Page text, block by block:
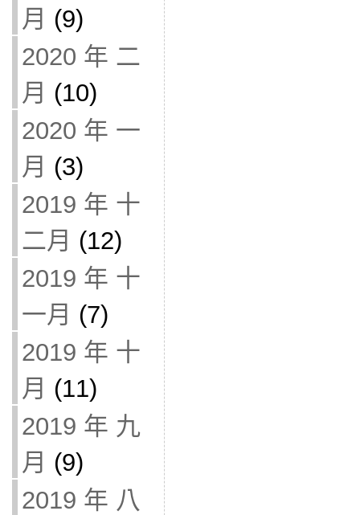
月 (9)
2020 年 二
月 (10)
2020 年 一
月 (3)
2019 年 十
二月 (12)
2019 年 十
一月 (7)
2019 年 十
月 (11)
2019 年 九
月 (9)
2019 年 八